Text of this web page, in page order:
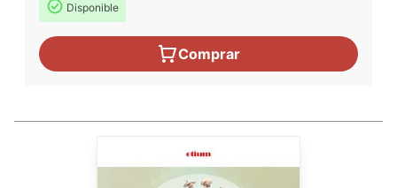
Disponible
Comprar